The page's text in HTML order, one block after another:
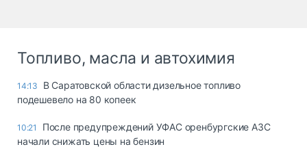
Топливо, масла и автохимия
14:13
В Саратовской области дизельное топливо
подешевело на 80 копеек
10:21
После предупреждений УФАС оренбургские АЗС
начали снижать цены на бензин